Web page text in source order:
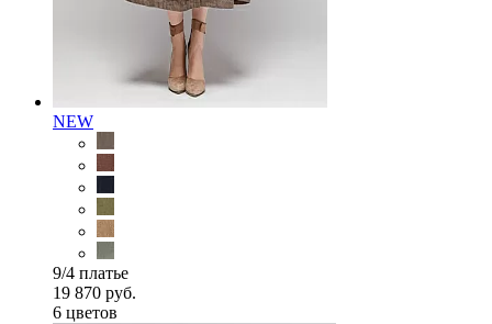
NEW
9/4 платье
19 870 руб.
6 цветов